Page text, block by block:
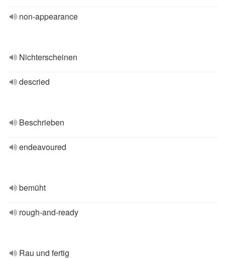
non-appearance
Nichterscheinen
descried
Beschrieben
endeavoured
bemüht
rough-and-ready
Rau und fertig